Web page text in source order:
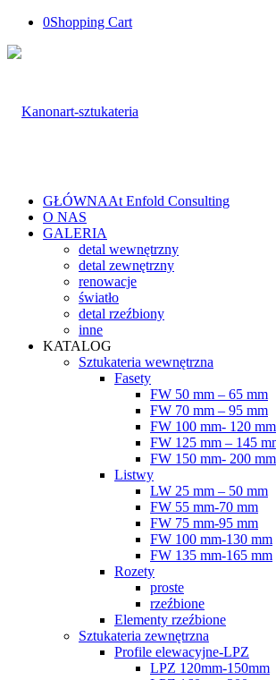
0Shopping Cart
GŁÓWNAAt Enfold Consulting
O NAS
GALERIA
detal wewnętrzny
detal zewnętrzny
renowacje
światło
detal rzeźbiony
inne
KATALOG
Sztukateria wewnętrzna
Fasety
FW 50 mm – 65 mm
FW 70 mm – 95 mm
FW 100 mm- 120 mm
FW 125 mm – 145
FW 150 mm- 200 mm
Listwy
LW 25 mm – 50 mm
FW 55 mm-70 mm
FW 75 mm-95 mm
FW 100 mm-130 mm
FW 135 mm-165 mm
Rozety
proste
rzeźbione
Elementy rzeźbione
Sztukateria zewnętrzna
Profile elewacyjne-LPZ
LPZ 120mm-150mm